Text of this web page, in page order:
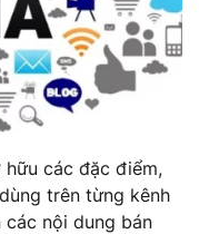
hữu các đặc điểm,
trên từng kênh
các nội dung bán